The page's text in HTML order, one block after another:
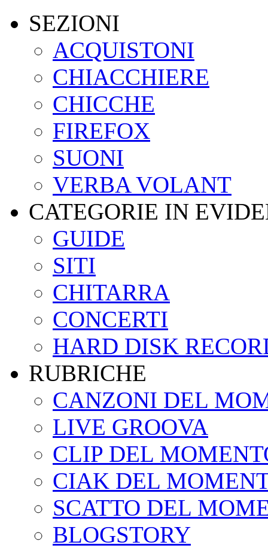
SEZIONI
ACQUISTONI
CHIACCHIERE
CHICCHE
FIREFOX
SUONI
VERBA VOLANT
CATEGORIE IN
GUIDE
SITI
CHITARRA
CONCERTI
HARD DISK
RUBRICHE
CANZONI DEL
LIVE GROOVA
CLIP DEL
CIAK DEL
SCATTO DEL
BLOGSTORY